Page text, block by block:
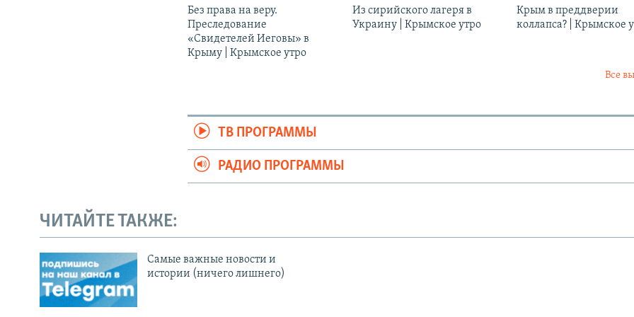
Без права на веру.
Преследование
«Свидетелей Иеговы» в
Крыму | Крымское утро
Из сирийского лагеря в
Украину | Крымское утро
Крым в преддверии
коллапса? | Крымское
Все
ТВ ПРОГРАММЫ
РАДИО ПРОГРАММЫ
ЧИТАЙТЕ ТАКЖЕ:
Cамые важные новости и
истории (ничего лишнего)